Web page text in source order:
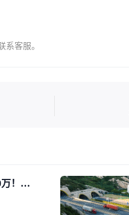
系客服。
！
跨境商